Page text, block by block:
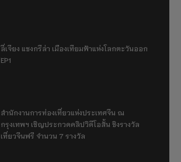
ลี่เจียง แชงกรีล่า เมืองเทียมฟ้าแห่งโลกตะวันออก
EP1
สำนักงานการท่องเที่ยวแห่งประเทศจีน ณ
กรุงเทพฯ เชิญประกวดคลิปวิดีโอสั้น ชิงรางวัล
เที่ยวจีนฟรี จำนวน 7 รางวัล